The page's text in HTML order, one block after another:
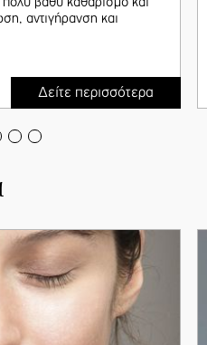
αντιγήρανση και
Δείτε περισσότερα